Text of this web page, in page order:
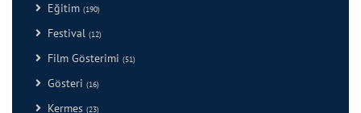
Eğitim (190)
Festival (12)
Film Gösterimi (51)
Gösteri (16)
Kermes (23)